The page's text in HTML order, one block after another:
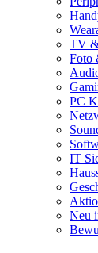
TV
Foto
PC
IT
Neu